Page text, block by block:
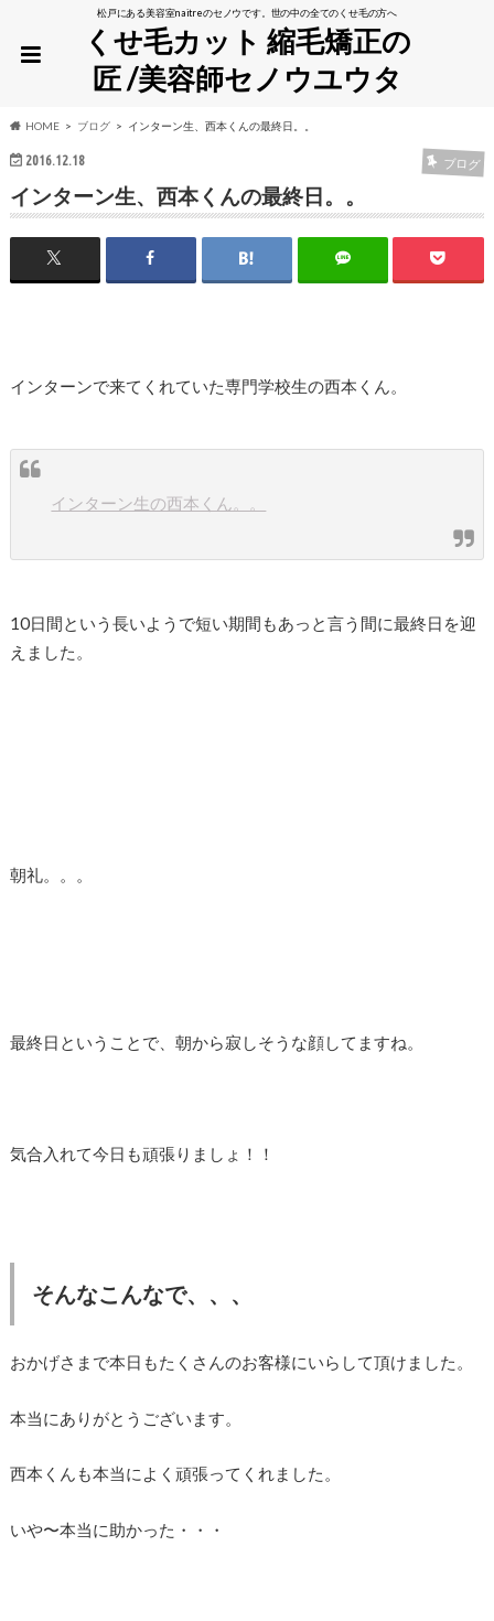
松戸にある美容室naitreのセノウです。世の中の全てのくせ毛の方へ
くせ毛カット 縮毛矯正の
匠 /美容師セノウユウタ
HOME ブログ インターン生、西本くんの最終日。。
2016.12.18 ブログ
インターン生、西本くんの最終日。。
インターンで来てくれていた専門学校生の西本くん。
インターン生の西本くん。。
10日間という長いようで短い期間もあっと言う間に最終日を迎
えました。
朝礼。。。
最終日ということで、朝から寂しそうな顔してますね。
気合入れて今日も頑張りましょ！！
そんなこんなで、、、
おかげさまで本日もたくさんのお客様にいらして頂けました。
本当にありがとうございます。
西本くんも本当によく頑張ってくれました。
いや〜本当に助かった・・・